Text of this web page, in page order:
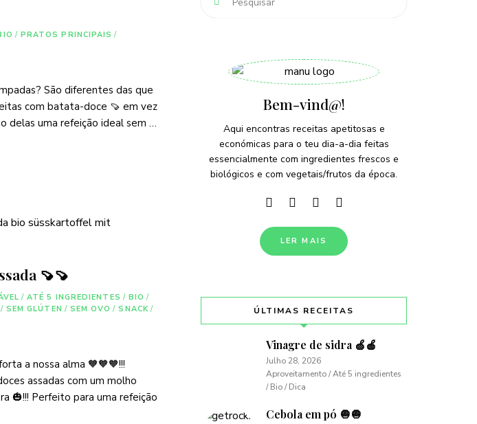
/ PRATOS PRINCIPAIS /
São diferentes das que
com batata-doce 🍠 em vez
delas uma refeição ideal sem …
🍠🍠
/ ATÉ 5 INGREDIENTES / BIO /
/ SEM GLÚTEN / SEM OVO / SNACK /
a nossa alma 🧡🧡🧡!!!
assadas com um molho
🎃!!! Perfeito para uma refeição
Bem-vind@!
Aqui encontras receitas apetitosas e
económicas para o teu dia-a-dia feitas
essencialmente com ingredientes frescos e
biológicos e com vegetais/frutos da época.
LER MAIS
ÚLTIMAS RECEITAS
Vinagre de sidra 🍏🍎
Julho 28, 2026
Aproveitamento / Até 5 ingredientes
/ Bio / Dica
Cebola em pó 🧅🧅